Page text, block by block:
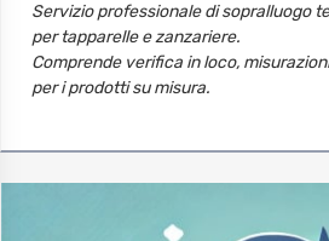
Servizio professionale di sopralluogo
per tapparelle e zanzariere.
Comprende verifica in loco,
per i prodotti su misura.